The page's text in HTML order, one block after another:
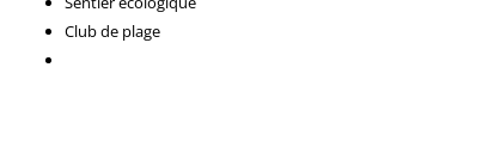
Club de plage